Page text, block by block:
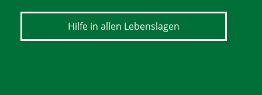
Hilfe in allen Lebenslagen